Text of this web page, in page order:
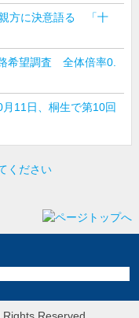
方に決意語る 「十
希望調査 全体倍率0.
11日、桐生で第10回
Reserved.